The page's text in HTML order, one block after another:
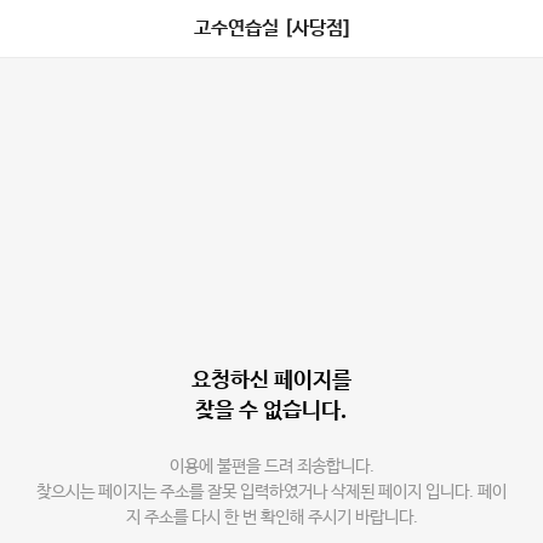
고수연습실 [사당점]
요청하신 페이지를
찾을 수 없습니다.
이용에 불편을 드려 죄송합니다.
찾으시는 페이지는 주소를 잘못 입력하였거나 삭제된 페이지 입니다. 페이
지 주소를 다시 한 번 확인해 주시기 바랍니다.